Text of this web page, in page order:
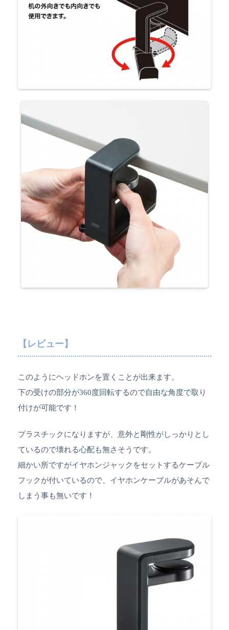
【レビュー】
このようにヘッドホンを置くことが出来ます。
下の受けの部分が360度回転するので自由な角度で取り
付けが可能です！
プラスチックになりますが、意外と剛性がしっかりとし
ているので壊れる心配も無さそうです。
細かい所ですがイヤホンジャックをセットするケーブル
フックが付いているので、イヤホンケーブルがあそんで
しまう事も無いです！